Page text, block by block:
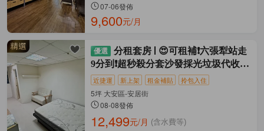
07-06發佈
9,600元/月
分租套房
😍可租補❗六張犁站走
9分到❗超秒殺分套沙發採光垃圾代收乾
淨
近捷運 新上架 租金補貼 拎包入住
5坪 大安區-安居街
08-08發佈
12,499元/月 (含水費等)